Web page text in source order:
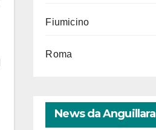
Fiumicino
Roma
News da Anguillara